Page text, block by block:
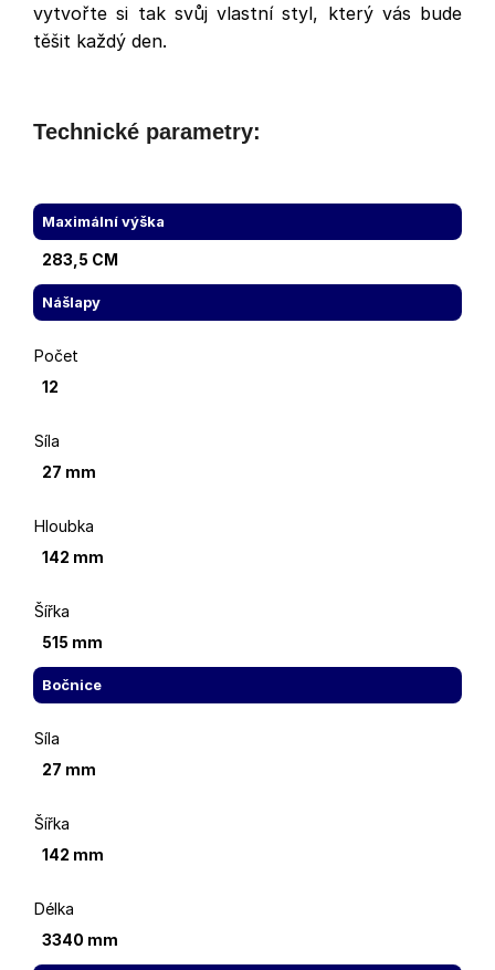
vytvořte si tak svůj vlastní styl, který vás bude
těšit každý den.
Technické parametry:
Maximální výška
283,5 CM
Nášlapy
Počet
12
Síla
27 mm
Hloubka
142 mm
Šířka
515 mm
Bočnice
Síla
27 mm
Šířka
142 mm
Délka
3340 mm